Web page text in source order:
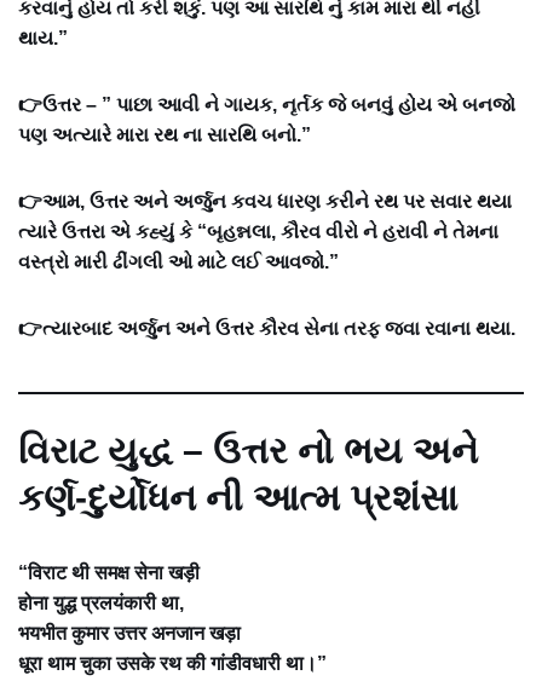
કરવાનું હોય તો કરી શકું. પણ આ સારથિ નું કામ મારા થી નહીં
થાય.”
👉ઉત્તર – ” પાછા આવી ને ગાયક, નૃર્તક જે બનવું હોય એ બનજો
પણ અત્યારે મારા રથ ના સારથિ બનો.”
👉આમ, ઉત્તર અને અર્જુન કવચ ધારણ કરીને રથ પર સવાર થયા
ત્યારે ઉત્તરા એ કહ્યું કે “બૃહન્નલા, કૌરવ વીરો ને હરાવી ને તેમના
વસ્ત્રો મારી ઢીંગલી ઓ માટે લઈ આવજો.”
👉ત્યારબાદ અર્જુન અને ઉત્તર કૌરવ સેના તરફ જવા રવાના થયા.
વિરાટ યુદ્ધ – ઉત્તર નો ભય અને
કર્ણ-દુર્યોધન ની આત્મ પ્રશંસા
“विराट थी समक्ष सेना खड़ी
होना युद्ध प्रलयंकारी था,
भयभीत कुमार उत्तर अनजान खड़ा
धूरा थाम चुका उसके रथ की गांडीवधारी था।”